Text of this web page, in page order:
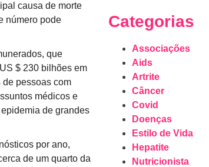
causa de morte
número pode
que
$ 230 bilhões em
de pessoas com
médicos e
de grandes
por ano,
de um quarto da
Categorias
Associações
Aids
Artrite
Câncer
Covid
Doenças
Estilo de Vida
Hepatite
Nutricionista